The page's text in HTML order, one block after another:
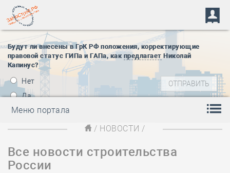
Будут ли внесены в ГрК РФ положения, корректирующие
правовой статус ГИПа и ГАПа, как предлагает Николай
Капинус?
Нет
Да
Меню портала
/ НОВОСТИ /
Все новости строительства
России